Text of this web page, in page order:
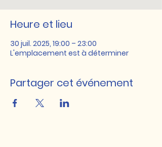
Heure et lieu
30 juil. 2025, 19:00 – 23:00
L'emplacement est à déterminer
Partager cet événement